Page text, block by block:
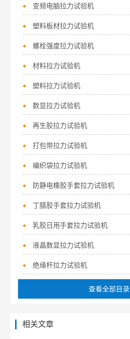
变频电脑拉力试验机
塑料板材拉力试验机
螺栓强度拉力试验机
材料拉力试验机
塑料拉力试验机
数显拉力试验机
再生胶拉力试验机
打包带拉力试验机
编织袋拉力试验机
防静电橡胶手套拉力试验机
丁腈胶手套拉力试验机
乳胶日用手套拉力试验机
液晶数显拉力试验机
绝缘杆拉力试验机
查看全部目录
相关文章